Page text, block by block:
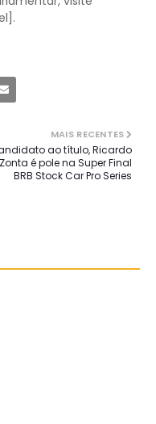
MAIS RECENTES
ao título, Ricardo
Zonta é pole na Super Final
BRB Stock Car Pro Series